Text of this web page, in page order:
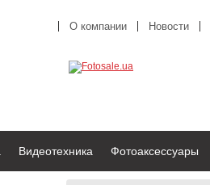
О компании Новости
Видеотехника Фотоаксессуары